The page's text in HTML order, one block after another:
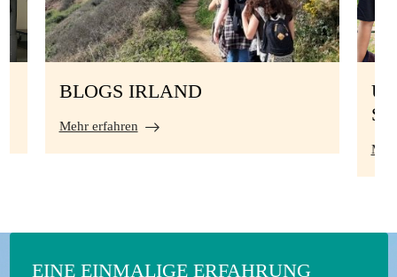
BLOGS IRLAND
Mehr erfahren
EINE EINMALIGE ERFAHRUNG